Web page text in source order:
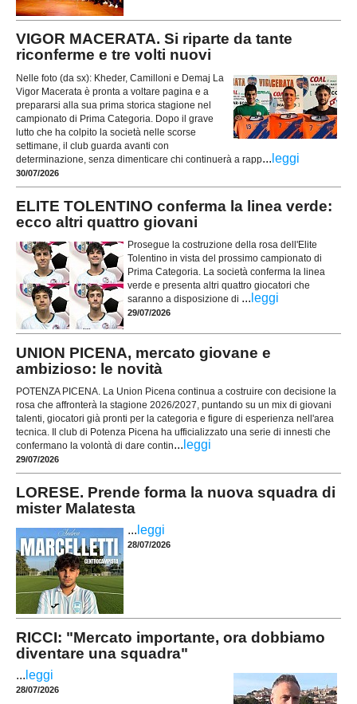
VIGOR MACERATA. Si riparte da tante
riconferme e tre volti nuovi
Nelle foto (da sx): Kheder, Camilloni e Demaj La
Vigor Macerata è pronta a voltare pagina e a
prepararsi alla sua prima storica stagione nel
campionato di Prima Categoria. Dopo il grave
lutto che ha colpito la società nelle scorse
settimane, il club guarda avanti con
determinazione, senza dimenticare chi continuerà a rapp... leggi
30/07/2026
ELITE TOLENTINO conferma la linea verde:
ecco altri quattro giovani
Prosegue la costruzione della rosa dell'Elite
Tolentino in vista del prossimo campionato di
Prima Categoria. La società conferma la linea
verde e presenta altri quattro giocatori che
saranno a disposizione di ... leggi
29/07/2026
UNION PICENA, mercato giovane e
ambizioso: le novità
POTENZA PICENA. La Union Picena continua a costruire con decisione la
rosa che affronterà la stagione 2026/2027, puntando su un mix di giovani
talenti, giocatori già pronti per la categoria e figure di esperienza nell'area
tecnica. Il club di Potenza Picena ha ufficializzato una serie di innesti che
confermano la volontà di dare contin... leggi
29/07/2026
LORESE. Prende forma la nuova squadra di
mister Malatesta
... leggi
28/07/2026
RICCI: "Mercato importante, ora dobbiamo
diventare una squadra"
... leggi
28/07/2026